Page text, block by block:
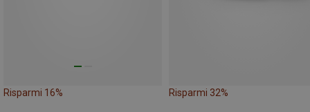
Risparmi 16% Risparmi 32%